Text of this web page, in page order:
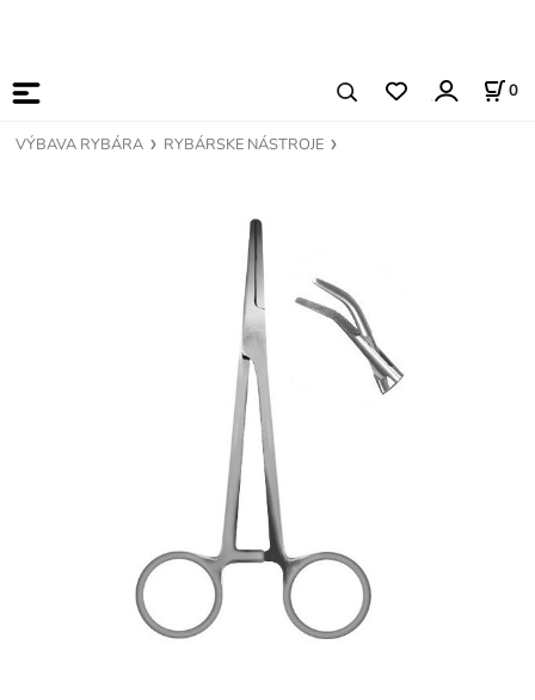
0
VÝBAVA RYBÁRA RYBÁRSKE NÁSTROJE